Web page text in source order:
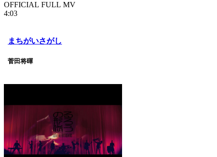
OFFICIAL FULL MV
4:03
まちがいさがし
菅田将暉